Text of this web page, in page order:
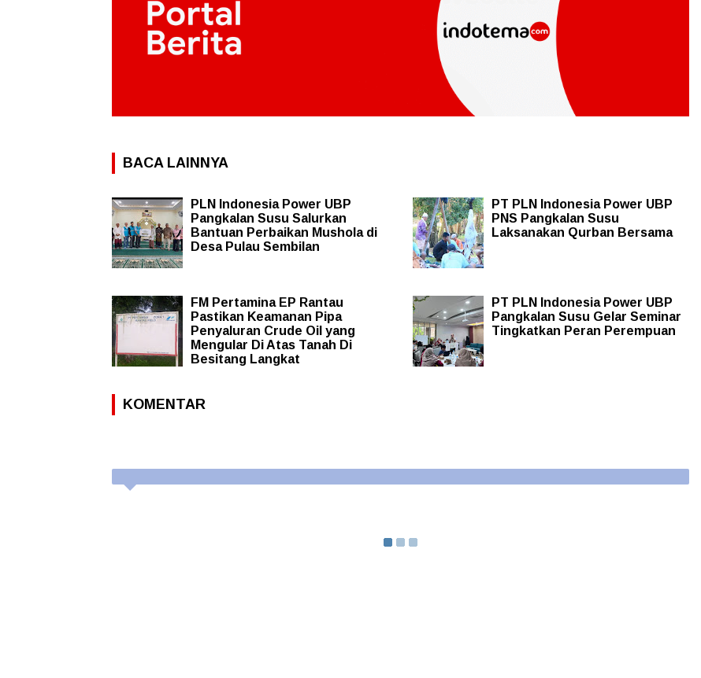
BACA LAINNYA
PLN Indonesia Power UBP
Pangkalan Susu Salurkan
Bantuan Perbaikan Mushola di
Desa Pulau Sembilan
PT PLN Indonesia Power UBP
PNS Pangkalan Susu
Laksanakan Qurban Bersama
FM Pertamina EP Rantau
Pastikan Keamanan Pipa
Penyaluran Crude Oil yang
Mengular Di Atas Tanah Di
Besitang Langkat
PT PLN Indonesia Power UBP
Pangkalan Susu Gelar Seminar
Tingkatkan Peran Perempuan
KOMENTAR